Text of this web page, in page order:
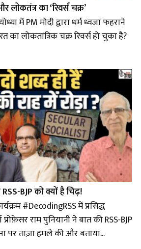
लोकतंत्र का ‘रिवर्स चक्र’
में PM मोदी द्वारा धर्म ध्वजा फहराने
लोकतांत्रिक चक्र रिवर्स हो चुका है?
BJP को क्यों है चिढ़!
#DecodingRSS में प्रसिद्ध
प्रोफ़ेसर राम पुनियानी ने बात की RSS-BJP
पर ताज़ा हमले की और बताया...